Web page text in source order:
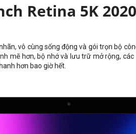
Retina 5K
vô cùng sống động và gói trọn bộ
mẽ hơn, bộ nhớ và lưu trữ mở rộng,
hơn bao giờ hết.